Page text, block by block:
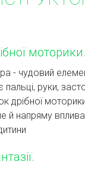
моторики.
- чудовий
пальці, руки,
дрібної
й напряму